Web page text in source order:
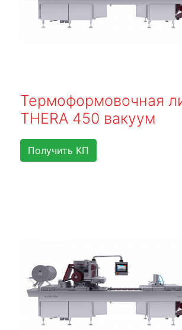
Термоформовочная
THERA 450 вакуум
Получить КП